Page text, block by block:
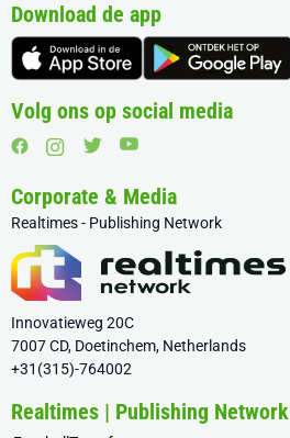
Download de app
Volg ons op social media
Corporate & Media
Realtimes - Publishing Network
Innovatieweg 20C
7007 CD, Doetinchem, Netherlands
+31(315)-764002
Realtimes | Publishing Network